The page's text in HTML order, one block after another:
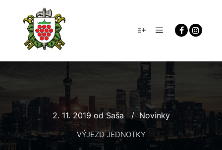
2. 11. 2019 od Saša Novinky
VÝJEZD JEDNOTKY